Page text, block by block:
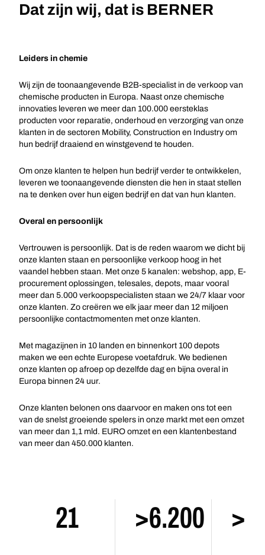
Dat zijn wij, dat is BERNER
Leiders in chemie
Wij zijn de toonaangevende B2B-specialist in de verkoop van
chemische producten in Europa. Naast onze chemische
innovaties leveren we meer dan 100.000 eersteklas
producten voor reparatie, onderhoud en verzorging van onze
klanten in de sectoren Mobility, Construction en Industry om
hun bedrijf draaiend en winstgevend te houden.
Om onze klanten te helpen hun bedrijf verder te ontwikkelen,
leveren we toonaangevende diensten die hen in staat stellen
na te denken over hun eigen bedrijf en dat van hun klanten.
Overal en persoonlijk
Vertrouwen is persoonlijk. Dat is de reden waarom we dicht bij
onze klanten staan en persoonlijke verkoop hoog in het
vaandel hebben staan. Met onze 5 kanalen: webshop, app, E-
procurement oplossingen, telesales, depots, maar vooral
meer dan 5.000 verkoopspecialisten staan we 24/7 klaar voor
onze klanten. Zo creëren we elk jaar meer dan 12 miljoen
persoonlijke contactmomenten met onze klanten.
Met magazijnen in 10 landen en binnenkort 100 depots
maken we een echte Europese voetafdruk. We bedienen
onze klanten op afroep op dezelfde dag en bijna overal in
Europa binnen 24 uur.
Onze klanten belonen ons daarvoor en maken ons tot een
van de snelst groeiende spelers in onze markt met een omzet
van meer dan 1,1 mld. EURO omzet en een klantenbestand
van meer dan 450.000 klanten.
21 >6.200